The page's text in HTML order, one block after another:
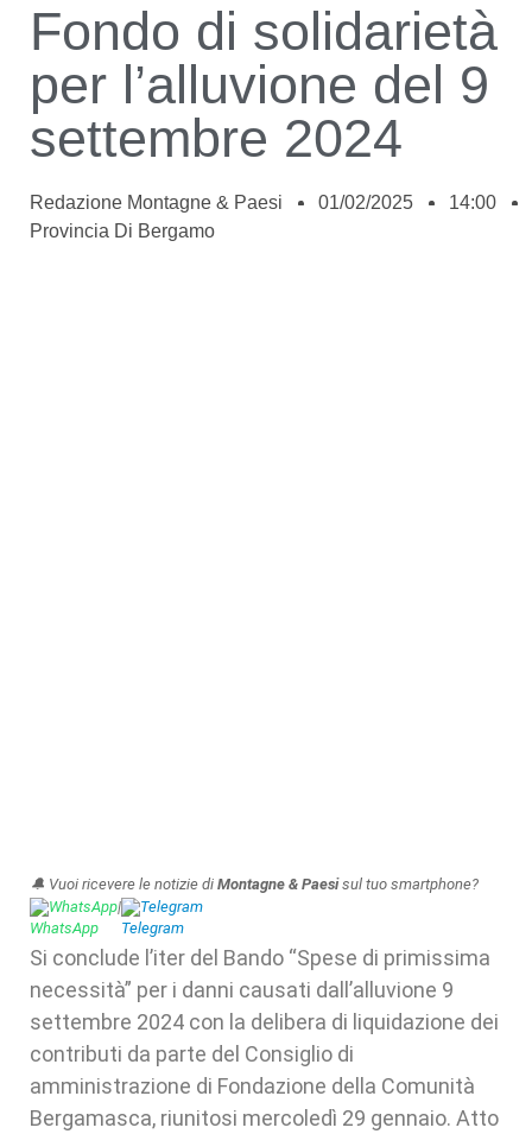
Fondo di solidarietà
per l’alluvione del 9
settembre 2024
Redazione Montagne & Paesi 01/02/2025
14:00
Provincia Di Bergamo
🔔 Vuoi ricevere le notizie di Montagne & Paesisul tuo smartphone?
WhatsApp| Telegram
Si conclude l’iter del Bando “Spese di primissima
necessità” per i danni causati dall’alluvione 9
settembre 2024 con la delibera di liquidazione dei
contributi da parte del Consiglio di
amministrazione di Fondazione della Comunità
Bergamasca, riunitosi mercoledì 29 gennaio. Atto